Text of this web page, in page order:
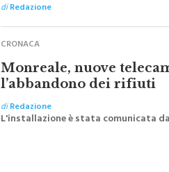
Monreale, nuove
l’abbandono dei rifiuti
diRedazione
L'installazione è stata comunicata